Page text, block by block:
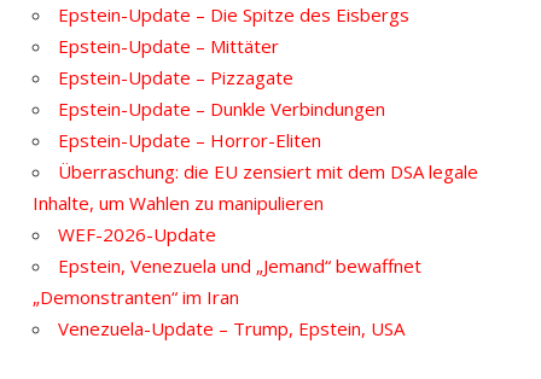
Epstein-Update – Die Spitze des Eisbergs
Epstein-Update – Mittäter
Epstein-Update – Pizzagate
Epstein-Update – Dunkle Verbindungen
Epstein-Update – Horror-Eliten
Überraschung: die EU zensiert mit dem DSA legale
Inhalte, um Wahlen zu manipulieren
WEF-2026-Update
Epstein, Venezuela und „Jemand“ bewaffnet
„Demonstranten“ im Iran
Venezuela-Update – Trump, Epstein, USA